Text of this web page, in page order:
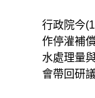
行政院今
作停灌補
水處理量
會帶回研